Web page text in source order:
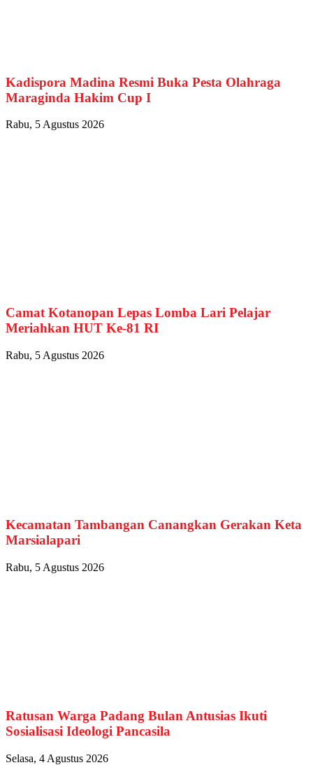
Kadispora Madina Resmi Buka Pesta Olahraga
Maraginda Hakim Cup I
Rabu, 5 Agustus 2026
Camat Kotanopan Lepas Lomba Lari Pelajar
Meriahkan HUT Ke-81 RI
Rabu, 5 Agustus 2026
Kecamatan Tambangan Canangkan Gerakan Keta
Marsialapari
Rabu, 5 Agustus 2026
Ratusan Warga Padang Bulan Antusias Ikuti
Sosialisasi Ideologi Pancasila
Selasa, 4 Agustus 2026